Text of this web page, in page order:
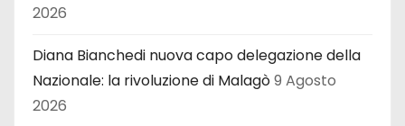
2026
Diana Bianchedi nuova capo delegazione della
Nazionale: la rivoluzione di Malagò9 Agosto
2026